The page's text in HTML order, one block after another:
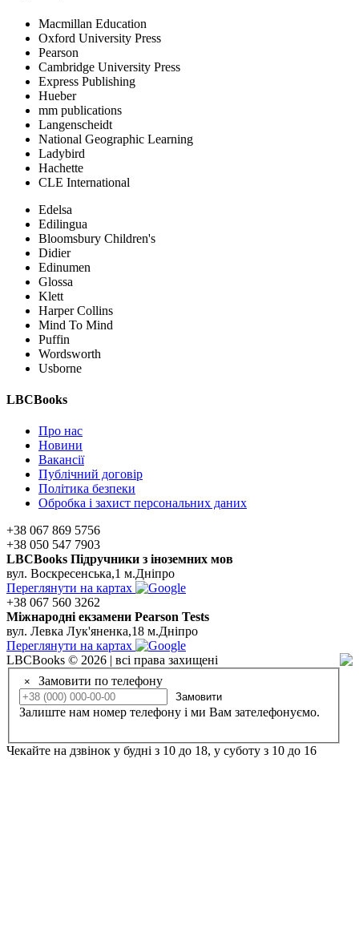
Macmillan Education
Oxford University Press
Pearson
Cambridge University Press
Express Publishing
Hueber
mm publications
Langenscheidt
National Geographic Learning
Ladybird
Hachette
CLE International
Edelsa
Edilingua
Bloomsbury Children's
Didier
Edinumen
Glossa
Klett
Harper Collins
Mind To Mind
Puffin
Wordsworth
Usborne
LBCBooks
Про нас
Новини
Вакансії
Публічний договір
Політика безпеки
Обробка і захист персональних даних
+38 067 869 5756
+38 050 547 7903
LBCBooks Підручники з іноземних мов
вул. Воскресенська,1 м.Дніпро
Переглянути на картах
+38 067 560 3262
Мiжнароднi екзамени Pearson Tests
вул. Левка Лук'яненка,18 м.Дніпро
Переглянути на картах
LBCBooks © 2026 | всі права захищені
× Замовити по телефону
Замовити
Залиште нам номер телефону і ми Вам зателефонуємо.
Чекайте на дзвінок у будні з 10 до 18, у суботу з 10 до 16